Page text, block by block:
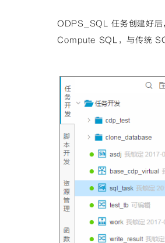
ODPS_SQL 任务创建好
Compute SQL，与传统